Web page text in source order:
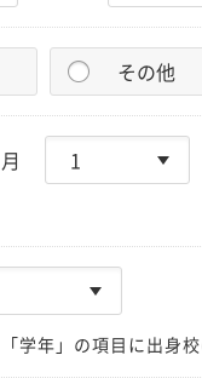
その他
月
学年」の項目に出身校